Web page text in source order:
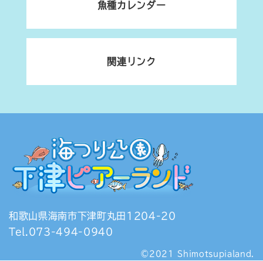
魚種カレンダー
関連リンク
和歌山県海南市下津町丸田1204-20
Tel.073-494-0940
©2021 Shimotsupialand.